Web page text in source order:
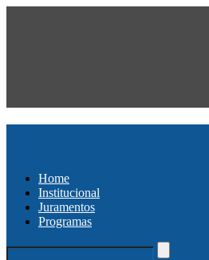
Home
Institucional
Juramentos
Programas